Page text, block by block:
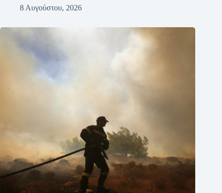
8 Αυγούστου, 2026